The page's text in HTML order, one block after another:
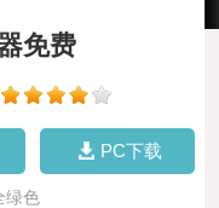
免费
PC下载
绿色